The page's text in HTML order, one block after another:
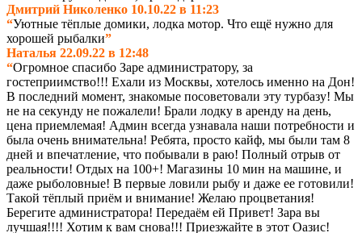
Дмитрий Николенко 10.10.22 в 11:23
“Уютные тёплые домики, лодка мотор. Что ещё нужно для
хорошей рыбалки”
Наталья 22.09.22 в 12:48
“Огромное спасибо Заре администратору, за
гостеприимство!!! Ехали из Москвы, хотелось именно на Дон!
В последний момент, знакомые посоветовали эту турбазу! Мы
не на секунду не пожалели! Брали лодку в аренду на день,
цена приемлемая! Админ всегда узнавала наши потребности и
была очень внимательна! Ребята, просто кайф, мы были там 8
дней и впечатление, что побывали в раю! Полный отрыв от
реальности! Отдых на 100+! Магазины 10 мин на машине, и
даже рыболовные! В первые ловили рыбу и даже ее готовили!
Такой тёплый приём и внимание! Желаю процветания!
Берегите администратора! Передаём ей Привет! Зара вы
лучшая!!!! Хотим к вам снова!!! Приезжайте в этот Оазис!